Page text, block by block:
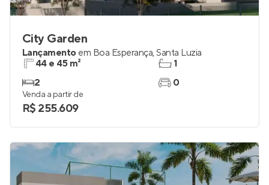
City Garden
Lançamento em Boa Esperança,Santa Luzia
44 e 45 m²
2
1
0
Venda a partir de
R$ 255.609